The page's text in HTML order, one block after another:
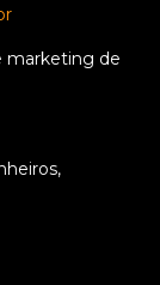
marketing de